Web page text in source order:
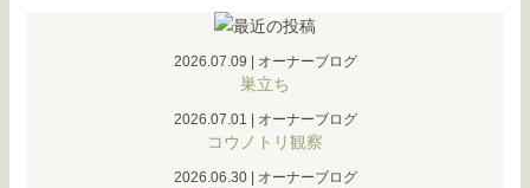
2026.07.09 オーナーブログ
巣立ち
2026.07.01 オーナーブログ
コウノトリ観察
2026.06.30| オーナーブログ